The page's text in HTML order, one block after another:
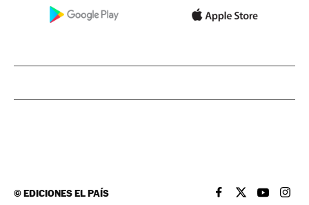
©EDICIONES EL PAÍS EL PAÍS BRASIL EN
EL PAÍSEL PAÍS
EL